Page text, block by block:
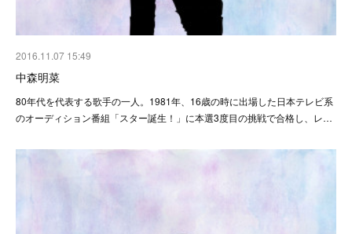
2016.11.07 15:49
中森明菜
80年代を代表する歌手の一人。1981年、16歳の時に出場した日本テレビ系
のオーディション番組「スター誕生！」に本選3度目の挑戦で合格し、レ…